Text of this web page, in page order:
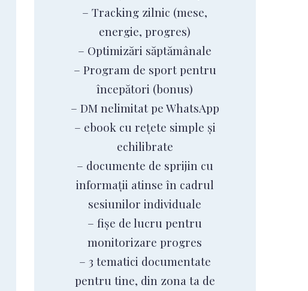
– Tracking zilnic (mese,
energie, progres)
– Optimizări săptămânale
– Program de sport pentru
începători (bonus)
– DM nelimitat pe WhatsApp
– ebook cu rețete simple și
echilibrate
– documente de sprijin cu
informații atinse în cadrul
sesiunilor individuale
– fișe de lucru pentru
monitorizare progres
– 3 tematici documentate
pentru tine, din zona ta de